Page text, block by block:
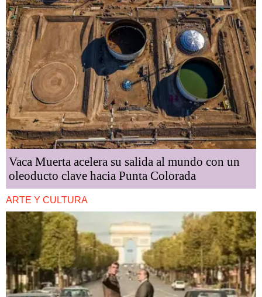
Vaca Muerta acelera su salida al mundo con un
oleoducto clave hacia Punta Colorada
ARTE Y CULTURA